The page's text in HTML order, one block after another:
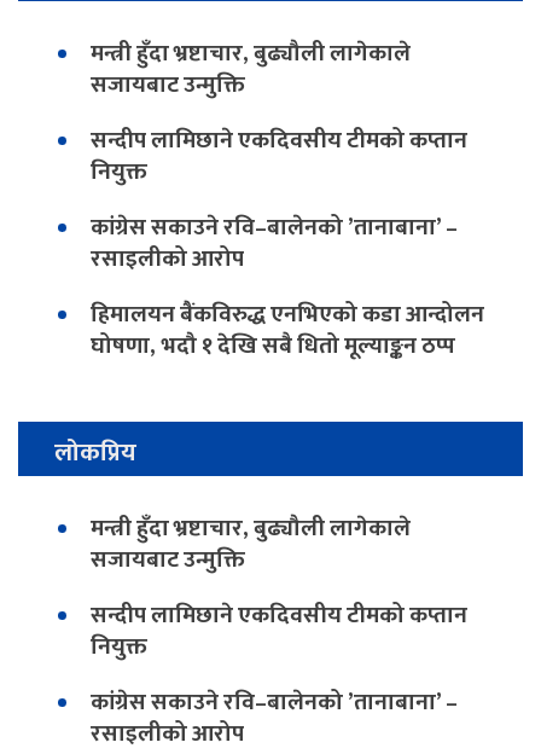
मन्त्री हुँदा भ्रष्टाचार, बुढ्यौली लागेकाले
सजायबाट उन्मुक्ति
सन्दीप लामिछाने एकदिवसीय टीमको कप्तान
नियुक्त
कांग्रेस सकाउने रवि–बालेनको ’तानाबाना’ –
रसाइलीको आरोप
हिमालयन बैंकविरुद्ध एनभिएको कडा आन्दोलन
घोषणा, भदौ १ देखि सबै धितो मूल्याङ्कन ठप्प
लोकप्रिय
मन्त्री हुँदा भ्रष्टाचार, बुढ्यौली लागेकाले
सजायबाट उन्मुक्ति
सन्दीप लामिछाने एकदिवसीय टीमको कप्तान
नियुक्त
कांग्रेस सकाउने रवि–बालेनको ’तानाबाना’ –
रसाइलीको आरोप